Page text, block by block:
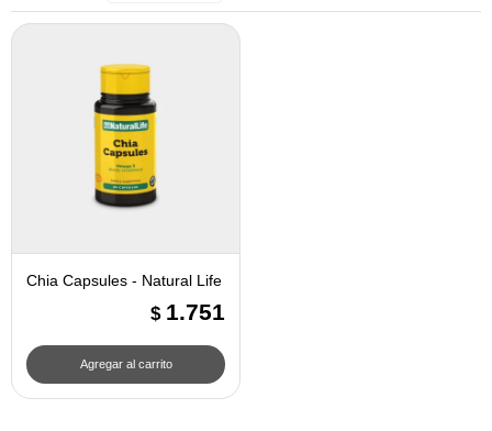
Chia Capsules - Natural Life
$ 1.751